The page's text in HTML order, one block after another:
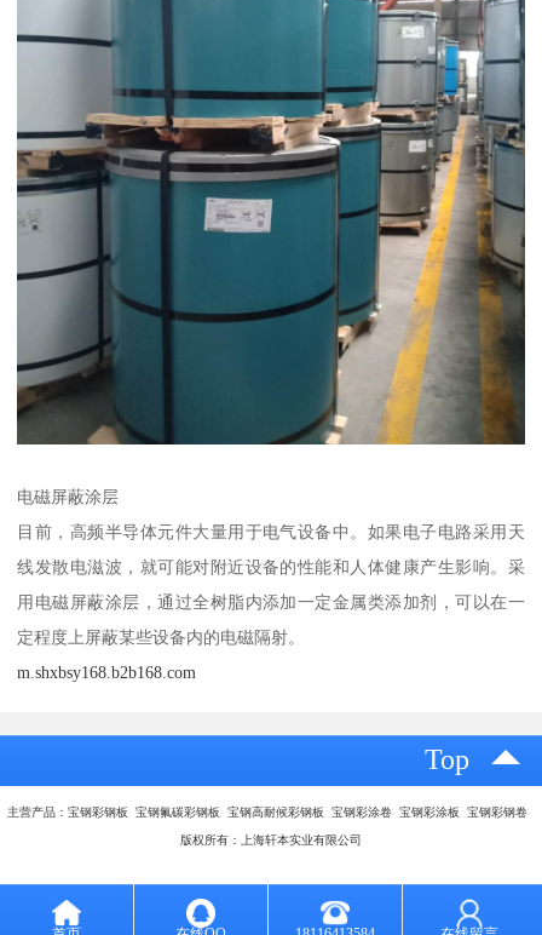
电磁屏蔽涂层
目前，高频半导体元件大量用于电气设备中。如果电子电路采用天
线发散电滋波，就可能对附近设备的性能和人体健康产生影响。采
用电磁屏蔽涂层，通过全树脂内添加一定金属类添加剂，可以在一
定程度上屏蔽某些设备内的电磁隔射。
m.shxbsy168.b2b168.com
Top
主营产品：宝钢彩钢板 宝钢氟碳彩钢板 宝钢高耐候彩钢板 宝钢彩涂卷 宝钢彩涂板 宝钢彩钢卷
版权所有：上海轩本实业有限公司